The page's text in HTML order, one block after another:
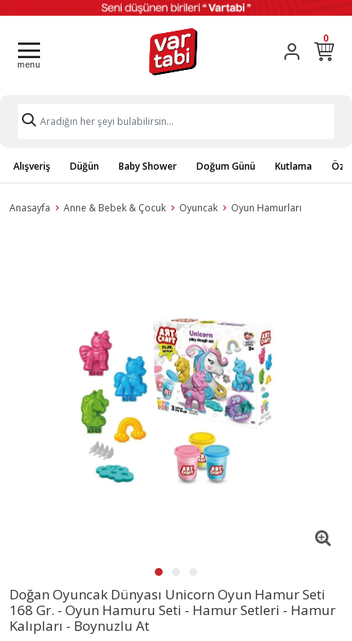
0
Alışveriş Düğün Baby Shower Doğum Günü Kutlama
Anasayfa Anne & Bebek & Çocuk Oyuncak Oyun Hamurları
Doğan Oyuncak Dünyası Unicorn Oyun Hamur Seti
168 Gr. - Oyun Hamuru Seti - Hamur Setleri - Hamur
Kalıpları - Boynuzlu At